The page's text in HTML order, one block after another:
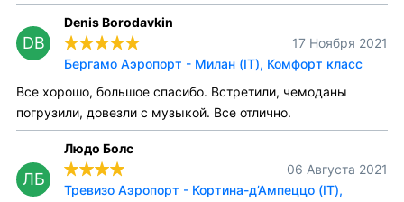
DB
Denis Borodavkin
17 Ноября 2021
Бергамо Аэропорт - Милан (IT), Комфорт класс
Все хорошо, большое спасибо. Встретили, чемоданы
погрузили, довезли с музыкой. Все отлично.
ЛБ
Людо Болс
06 Августа 2021
Тревизо Аэропорт - Кортина-д’Ампеццо (IT),